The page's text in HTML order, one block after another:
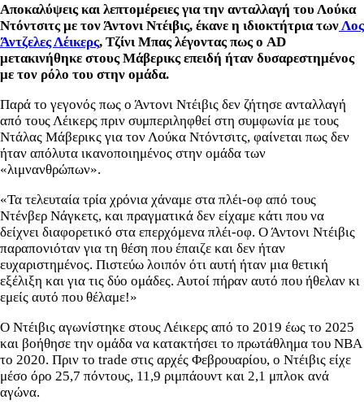
Αποκαλύψεις και λεπτομέρειες για την ανταλλαγή του Λούκα
Ντόντσιτς με τον Άντονι Ντέιβις, έκανε η ιδιοκτήτρια τωνΛος
Άντζελες Λέικερς, Τζίνι Μπας λέγοντας πως ο AD
μετακινήθηκε στους Μάβερικς επειδή ήταν δυσαρεστημένος
με τον ρόλο του στην ομάδα.
Παρά το γεγονός πως ο Άντονι Ντέιβις δεν ζήτησε ανταλλαγή
από τους Λέικερς πριν συμπεριληφθεί στη συμφωνία με τους
Ντάλας Μάβερικς για τον Λούκα Ντόντσιτς, φαίνεται πως δεν
ήταν απόλυτα ικανοποιημένος στην ομάδα των
«λιμνανθρώπων».
«Τα τελευταία τρία χρόνια χάναμε στα πλέι-οφ από τους
Ντένβερ Νάγκετς, και πραγματικά δεν είχαμε κάτι που να
δείχνει διαφορετικό στα επερχόμενα πλέι-οφ. Ο Άντονι Ντέιβις
παραπονιόταν για τη θέση που έπαιζε και δεν ήταν
ευχαριστημένος. Πιστεύω λοιπόν ότι αυτή ήταν μια θετική
εξέλιξη και για τις δύο ομάδες. Αυτοί πήραν αυτό που ήθελαν κι
εμείς αυτό που θέλαμε!»
Ο Ντέιβις αγωνίστηκε στους Λέικερς από το 2019 έως το 2025
και βοήθησε την ομάδα να κατακτήσει το πρωτάθλημα του NBA
το 2020. Πριν το trade στις αρχές Φεβρουαρίου, ο Ντέιβις είχε
μέσο όρο 25,7 πόντους, 11,9 ριμπάουντ και 2,1 μπλοκ ανά
αγώνα.